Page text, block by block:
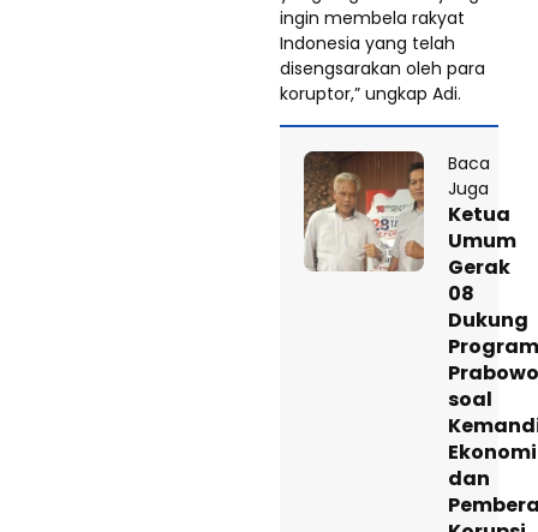
ingin membela rakyat
Indonesia yang telah
disengsarakan oleh para
koruptor,” ungkap Adi.
Baca
Juga
Ketua
Umum
Gerak
08
Dukung
Program
Prabowo
soal
Ekonomi
dan